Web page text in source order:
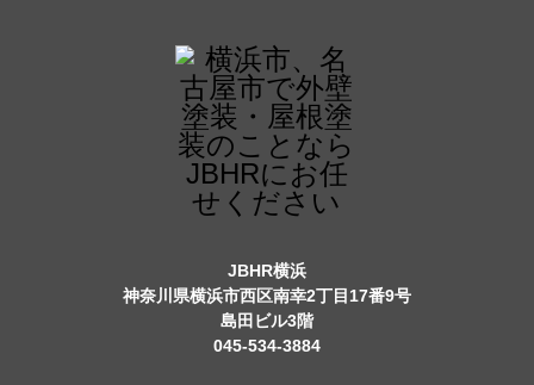
JBHR横浜
神奈川県横浜市西区南幸2丁目17番9号
島田ビル3階
045-534-3884